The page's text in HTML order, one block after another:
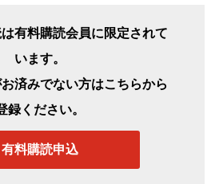
有料購読会員に限定されて
います。
済みでない方はこちらから
録ください。
有料購読申込